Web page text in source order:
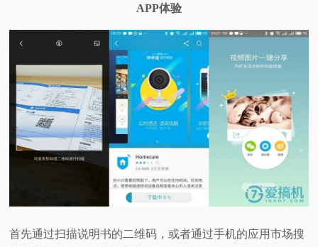
APP体验
首先通过扫描说明书的二维码，或者通过手机的应用市场搜